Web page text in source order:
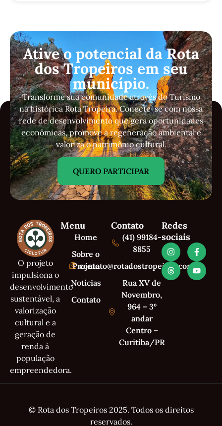
Ative o potencial da Rota
dos Tropeiros em seu
município.
Transforme sua comunidade através do Turismo
na histórica Rota Tropeira. Conecte-se com nossa
rede de desenvolvimento que gera oportunidades
econômicas, promove a regeneração ambiental e
valoriza o patrimônio cultural.
QUERO PARTICIPAR
O projeto
impulsiona o
desenvolvimento
sustentável, a
valorização
cultural e a
geração de
renda à
população
empreendedora.
Menu
Home
Sobre o
Projeto
Notícias
Contato
Contato
(41) 99184-
8855
contato@rotadostropeiros.com.br
Rua XV de
Novembro,
964 – 3º
andar
Centro –
Curitiba/PR
Redes
sociais
© Rota dos Tropeiros 2025. Todos os direitos
reservados.